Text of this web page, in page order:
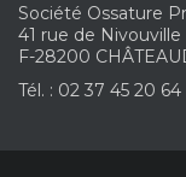
Société Ossature
41 rue de Nivouville
F-28200
Tél. : 02 37 45 20 64